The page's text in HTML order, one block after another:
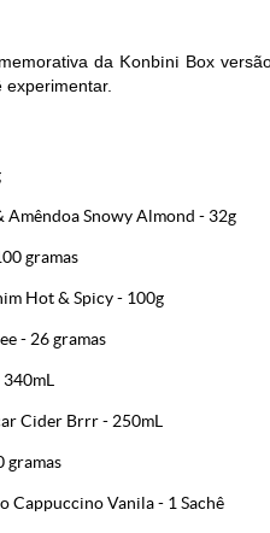
da Konbini Box
Snowy Almond - 32g
gramas
Hot & Spicy - 100g
- 26 gramas
Cider Brrr - 250mL
gramas
Cappuccino Vanila - 1 Sachê